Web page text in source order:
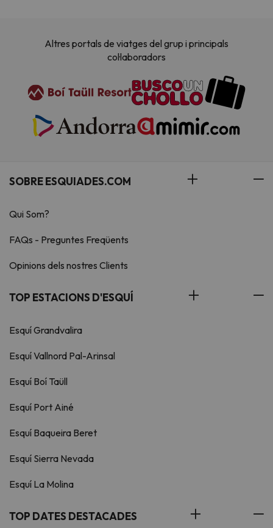
Altres portals de viatges del grup i principals
col·laboradors
SOBRE ESQUIADES.COM
Qui Som?
FAQs - Preguntes Freqüents
Opinions dels nostres Clients
TOP ESTACIONS D'ESQUÍ
Esquí Grandvalira
Esquí Vallnord Pal-Arinsal
Esquí Boí Taüll
Esquí Port Ainé
Esquí Baqueira Beret
Esquí Sierra Nevada
Esquí La Molina
TOP DATES DESTACADES